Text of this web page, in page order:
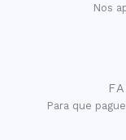
Nos
Para que